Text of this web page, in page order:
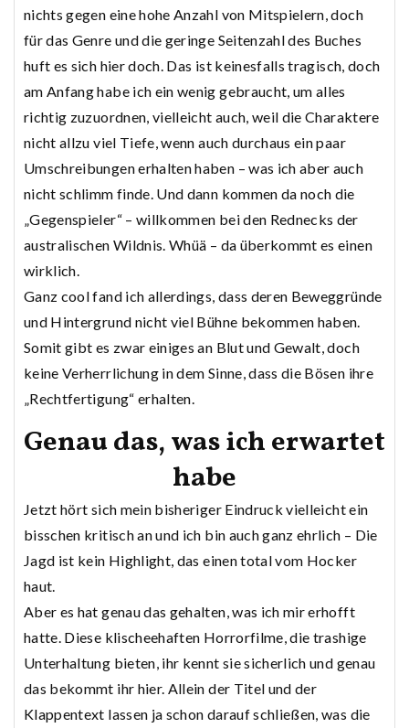
nichts gegen eine hohe Anzahl von Mitspielern, doch
für das Genre und die geringe Seitenzahl des Buches
huft es sich hier doch. Das ist keinesfalls tragisch, doch
am Anfang habe ich ein wenig gebraucht, um alles
richtig zuzuordnen, vielleicht auch, weil die Charaktere
nicht allzu viel Tiefe, wenn auch durchaus ein paar
Umschreibungen erhalten haben – was ich aber auch
nicht schlimm finde. Und dann kommen da noch die
„Gegenspieler“ – willkommen bei den Rednecks der
australischen Wildnis. Whüä – da überkommt es einen
wirklich.
Ganz cool fand ich allerdings, dass deren Beweggründe
und Hintergrund nicht viel Bühne bekommen haben.
Somit gibt es zwar einiges an Blut und Gewalt, doch
keine Verherrlichung in dem Sinne, dass die Bösen ihre
„Rechtfertigung“ erhalten.
Genau das, was ich erwartet
habe
Jetzt hört sich mein bisheriger Eindruck vielleicht ein
bisschen kritisch an und ich bin auch ganz ehrlich – Die
Jagd ist kein Highlight, das einen total vom Hocker
haut.
Aber es hat genau das gehalten, was ich mir erhofft
hatte. Diese klischeehaften Horrorfilme, die trashige
Unterhaltung bieten, ihr kennt sie sicherlich und genau
das bekommt ihr hier. Allein der Titel und der
Klappentext lassen ja schon darauf schließen, was die